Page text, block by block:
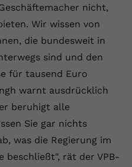
nicht,
Wir wissen von
die bundesweit in
sind und den
für tausend Euro
warnt ausdrücklich
beruhigt alle
Sie gar nichts
was die Regierung im
beschließt", rät der VPB-
dieses Cookie über
Videos und
statistische Daten.
id